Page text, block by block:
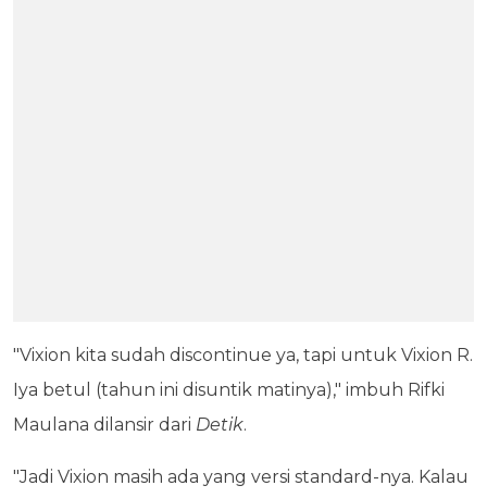
"Vixion kita sudah discontinue ya, tapi untuk Vixion R.
Iya betul (tahun ini disuntik matinya)," imbuh Rifki
Maulana dilansir dari Detik.
"Jadi Vixion masih ada yang versi standard-nya. Kalau